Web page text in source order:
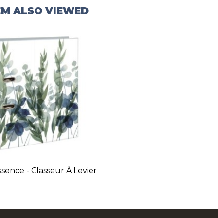
ALSO VIEWED
- Classeur À Levier